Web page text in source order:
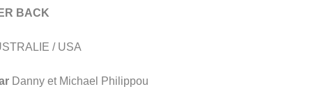
BACK
/ USA
Danny et Michael Philippou